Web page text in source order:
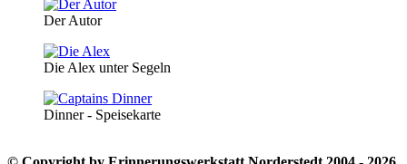
Der Autor
Die Alex unter Segeln
Dinner - Speisekarte